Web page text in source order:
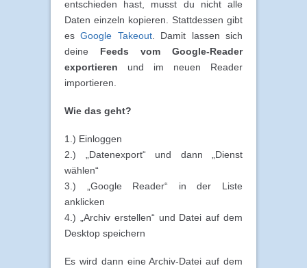
entschieden hast, musst du nicht alle
Daten einzeln kopieren. Stattdessen gibt
esGoogle Takeout. Damit lassen sich
deine Feeds vom Google-Reader
exportieren und im neuen Reader
importieren.
Wie das geht?
1.) Einloggen
2.) „Datenexport“ und dann „Dienst
wählen“
3.) „Google Reader“ in der Liste
anklicken
4.) „Archiv erstellen“ und Datei auf dem
Desktop speichern
Es wird dann eine Archiv-Datei auf dem